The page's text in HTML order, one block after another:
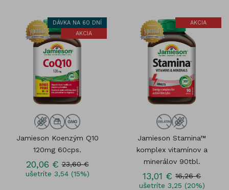
DÁVKA NA 60 DNÍ
AKCIA
Jamieson Koenzým Q10
120mg 60cps.
20,06 € 23,60 €
ušetríte 3,54 (15%)
AKCIA
Jamieson Stamina™
komplex vitamínov a
minerálov 90tbl.
13,01 € 16,26 €
ušetríte 3,25 (20%)